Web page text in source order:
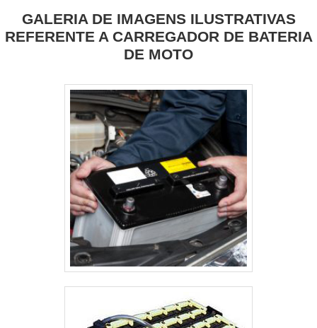
GALERIA DE IMAGENS ILUSTRATIVAS
REFERENTE A CARREGADOR DE BATERIA
DE MOTO